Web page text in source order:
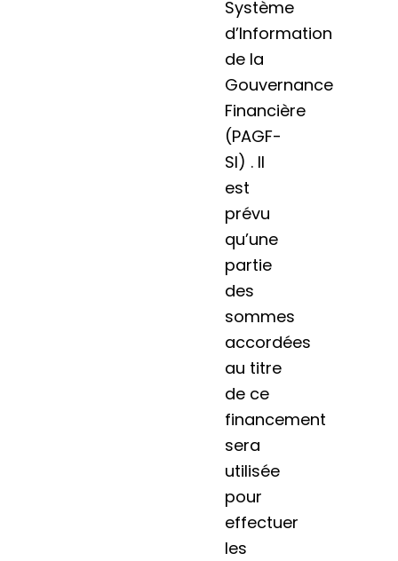
Système
d’Information
de la
Gouvernance
Financière
(PAGF-
SI) . Il
est
prévu
qu’une
partie
des
sommes
accordées
au titre
de ce
financement
sera
utilisée
pour
effectuer
les